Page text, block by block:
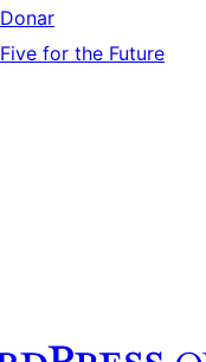
Donar
Five for the Future